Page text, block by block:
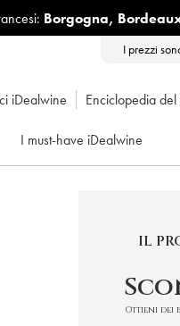
Borgogna,
I prezzi
iDealwine Enciclopedia
I must-have iDealwine
IL
Ottieni dei